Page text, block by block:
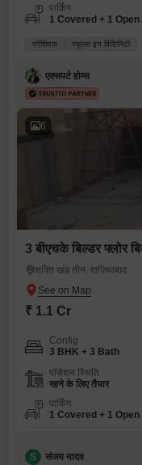
पार्किंग
1 Covered + 1 Open
स्पेशियस स्कूल्स इन विसिनिटी
एक्सपर्ट होम्स
6
3 बीएचके बिल्डर फ्लोर
शक्ति खंड तीन, ग़ाज़ियाबाद
₹ 1.1 Cr
Config
3 BHK + 3 Bath
पॉसेशन स्थिति
रहने के लिए तैयार
पार्किंग
1 Covered + 1 Open
S संजय यादव